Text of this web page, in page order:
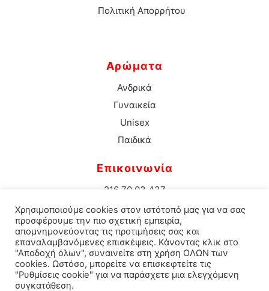
Πολιτική Απορρήτου
Αρώματα
Ανδρικά
Γυναικεία
Unisex
Παιδικά
Επικοινωνία
216 70 03 437
info@aromacenter.gr
25ης Μαρτίου 1 Νέα Σμύρνη 171 21
© 2021 Aroma Center. All rights reserved.Κατασκευή
Χρησιμοποιούμε cookies στον ιστότοπό μας για να σας
προσφέρουμε την πιο σχετική εμπειρία,
απομνημονεύοντας τις προτιμήσεις σας και
επαναλαμβανόμενες επισκέψεις. Κάνοντας κλικ στο
"Αποδοχή όλων", συναινείτε στη χρήση ΟΛΩΝ των
cookies. Ωστόσο, μπορείτε να επισκεφτείτε τις
"Ρυθμίσεις cookie" για να παράσχετε μια ελεγχόμενη
συγκατάθεση.